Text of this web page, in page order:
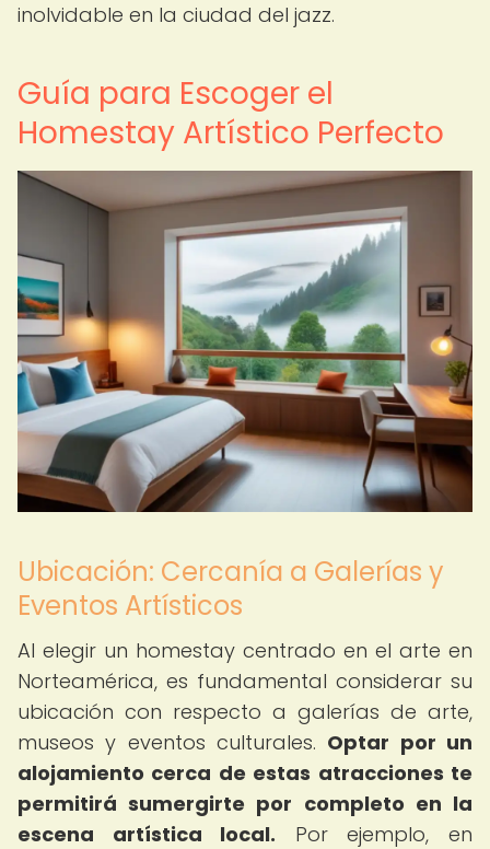
inolvidable en la ciudad del jazz.
Guía para Escoger el
Homestay Artístico Perfecto
Ubicación: Cercanía a Galerías y
Eventos Artísticos
Al elegir un homestay centrado en el arte en
Norteamérica, es fundamental considerar su
ubicación con respecto a galerías de arte,
museos y eventos culturales. Optar por un
alojamiento cerca de estas atracciones te
permitirá sumergirte por completo en la
escena artística local. Por ejemplo, en